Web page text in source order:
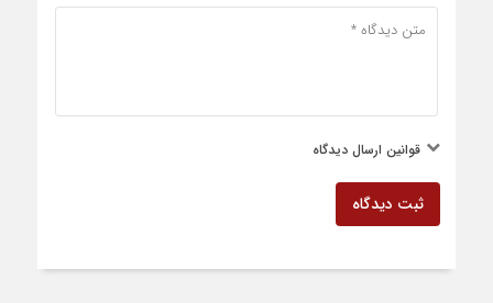
قوانین ارسال دیدگاه
ثبت دیدگاه